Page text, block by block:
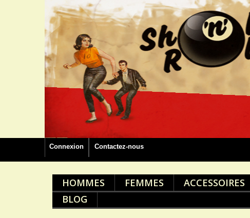
Connexion Contactez-nous
HOMMES FEMMES ACCESSOIRES
BLOG